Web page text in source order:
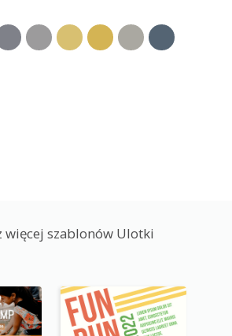
więcej szablonów Ulotki